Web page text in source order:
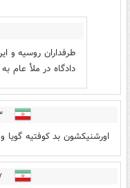
طرفداران روسیه و
دادگاه در ملأ عام
اورشنیکشون بد کوفتیه